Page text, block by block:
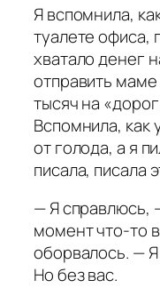
Я вспомнила,
туалете офиса,
хватало денег
отправить
тысяч на
Вспомнила, как
от голода, а я
писала, писала
— Я справлюсь,
момент что-то
оборвалось. —
Но без вас.